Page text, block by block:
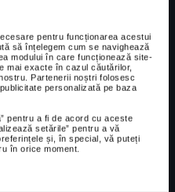
pentru funcționarea acestui
să înțelegem cum se navighează
modului în care funcționează site-
mai exacte în cazul căutărilor,
Partenerii noștri folosesc
personalizată pe baza
pentru a fi de acord cu aceste
setările” pentru a vă
și, în special, vă puteți
în orice moment.
CLIPA DE ARTA
pictură și
sculptură „Sărbăt
oarea florilor” la